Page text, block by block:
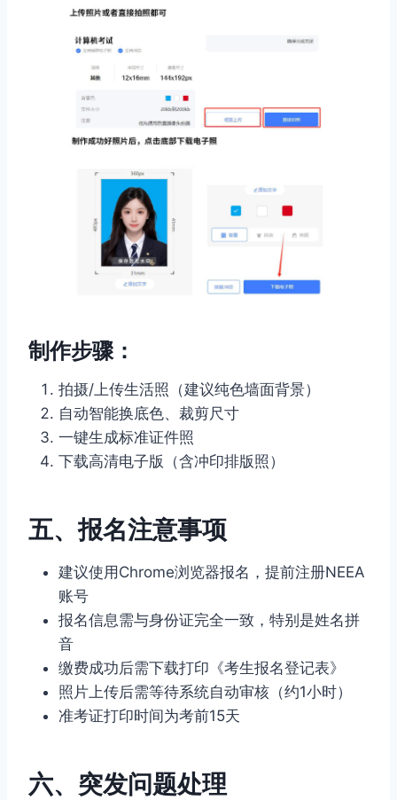
制作步骤：
拍摄/上传生活照（建议纯色墙面背景）
自动智能换底色、裁剪尺寸
一键生成标准证件照
下载高清电子版（含冲印排版照）
五、报名注意事项
建议使用Chrome浏览器报名，提前注册NEEA
账号
报名信息需与身份证完全一致，特别是姓名拼
音
缴费成功后需下载打印《考生报名登记表》
照片上传后需等待系统自动审核（约1小时）
准考证打印时间为考前15天
六、突发问题处理